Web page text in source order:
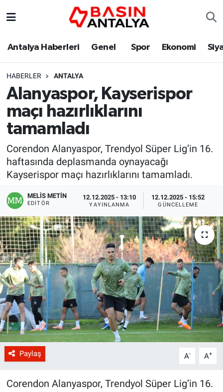
Antalya Haberleri Genel Spor Ekonomi
HABERLER ANTALYA
Alanyaspor, Kayserispor
maçı hazırlıklarını
tamamladı
Corendon Alanyaspor, Trendyol Süper Lig’in 16.
haftasında deplasmanda oynayacağı
Kayserispor maçı hazırlıklarını tamamladı.
MELİS METİN
EDITÖR
12.12.2025 - 13:10
YAYINLANMA
12.12.2025 - 15:52
GÜNCELLEME
Paylaş A- A+
Corendon Alanyaspor, Trendyol Süper Lig’in 16.